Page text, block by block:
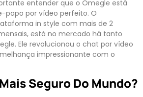
entender que o Omegle está
papo por vídeo perfeito. O
in style com mais de 2
está no mercado há tanto
Ele revolucionou o chat por vídeo
impressionante com o
Seguro Do Mundo?